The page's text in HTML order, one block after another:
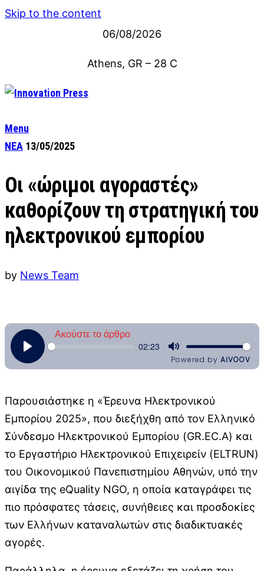
Skip to the content
06/08/2026
Athens, GR – 28 C
Menu
ΝΕΑ 13/05/2025
Οι «ώριμοι αγοραστές»
καθορίζουν τη στρατηγική του
ηλεκτρονικού εμπορίου
by News Team
Παρουσιάστηκε η «Έρευνα Ηλεκτρονικού
Εμπορίου 2025», που διεξήχθη από τον Ελληνικό
Σύνδεσμο Ηλεκτρονικού Εμπορίου (GR.EC.A) και
το Εργαστήριο Ηλεκτρονικού Επιχειρείν (ELTRUN)
του Οικονομικού Πανεπιστημίου Αθηνών, υπό την
αιγίδα της eQuality NGO, η οποία καταγράφει τις
πιο πρόσφατες τάσεις, συνήθειες και προσδοκίες
των Ελλήνων καταναλωτών στις διαδικτυακές
αγορές.